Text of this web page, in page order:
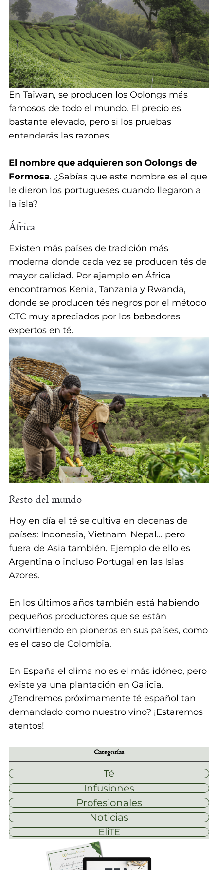
En Taiwan, se producen los Oolongs más
famosos de todo el mundo. El precio es
bastante elevado, pero si los pruebas
entenderás las razones.
El nombre que adquieren son Oolongs de
Formosa. ¿Sabías que este nombre es el que
le dieron los portugueses cuando llegaron a
la isla?
África
Existen más países de tradición más
moderna donde cada vez se producen tés de
mayor calidad. Por ejemplo en África
encontramos Kenia, Tanzania y Rwanda,
donde se producen tés negros por el método
CTC muy apreciados por los bebedores
expertos en té.
Resto del mundo
Hoy en día el té se cultiva en decenas de
países: Indonesia, Vietnam, Nepal... pero
fuera de Asia también. Ejemplo de ello es
Argentina o incluso Portugal en las Islas
Azores.
En los últimos años también está habiendo
pequeños productores que se están
convirtiendo en pioneros en sus países, como
es el caso de Colombia.
En España el clima no es el más idóneo, pero
existe ya una plantación en Galicia.
¿Tendremos próximamente té español tan
demandado como nuestro vino? ¡Estaremos
atentos!
Categorías
Té
Infusiones
Profesionales
Noticias
ÉliTÉ